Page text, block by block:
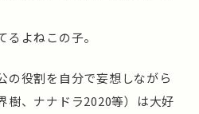
よねこの子。
の役割を自分で妄想しながら
樹、ナナドラ2020等）は大好